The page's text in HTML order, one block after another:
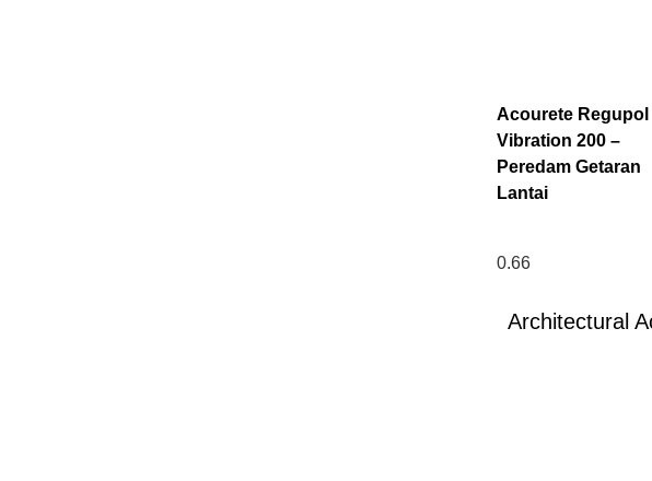
Acourete Regupol
Vibration 200 –
Peredam Getaran
Lantai
Architectural